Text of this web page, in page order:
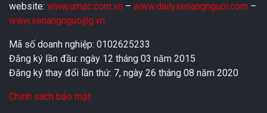
website: www.umac.com.vn – www.dailyxenangnguoi.com –
www.xenangnguoijlg.vn
Mã số doanh nghiệp: 0102625233
Đăng ký lần đầu: ngày 12 tháng 03 năm 2015
Đăng ký thay đổi lần thứ: 7, ngày 26 tháng 08 năm 2020
Chính sách bảo mật